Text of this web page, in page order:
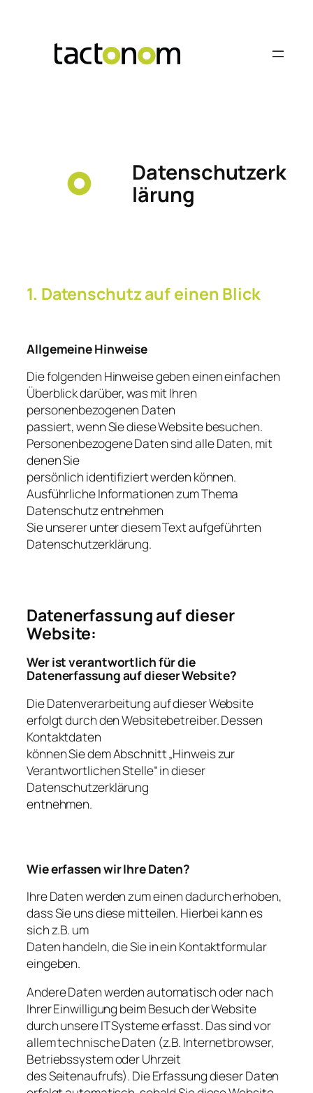
Datenschutzerk
lärung
1. Datenschutz auf einen Blick
Allgemeine Hinweise
Die folgenden Hinweise geben einen einfachen
Überblick darüber, was mit Ihren
personenbezogenen Daten
passiert, wenn Sie diese Website besuchen.
Personenbezogene Daten sind alle Daten, mit
denen Sie
persönlich identifiziert werden können.
Ausführliche Informationen zum Thema
Datenschutz entnehmen
Sie unserer unter diesem Text aufgeführten
Datenschutzerklärung.
Datenerfassung auf dieser
Website:
Wer ist verantwortlich für die
Datenerfassung auf dieser Website?
Die Datenverarbeitung auf dieser Website
erfolgt durch den Websitebetreiber. Dessen
Kontaktdaten
können Sie dem Abschnitt „Hinweis zur
Verantwortlichen Stelle“ in dieser
Datenschutzerklärung
entnehmen.
Wie erfassen wir Ihre Daten?
Ihre Daten werden zum einen dadurch erhoben,
dass Sie uns diese mitteilen. Hierbei kann es
sich z.B. um
Daten handeln, die Sie in ein Kontaktformular
eingeben.
Andere Daten werden automatisch oder nach
Ihrer Einwilligung beim Besuch der Website
durch unsere IT Systeme erfasst. Das sind vor
allem technische Daten (z.B. Internetbrowser,
Betriebssystem oder Uhrzeit
des Seitenaufrufs). Die Erfassung dieser Daten